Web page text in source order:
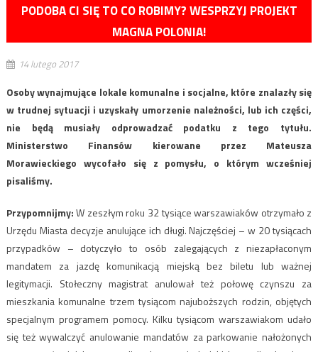
PODOBA CI SIĘ TO CO ROBIMY? WESPRZYJ PROJEKT
MAGNA POLONIA!
14 lutego 2017
Osoby wynajmujące lokale komunalne i socjalne, które znalazły się
w trudnej sytuacji i uzyskały umorzenie należności, lub ich części,
nie będą musiały odprowadzać podatku z tego tytułu.
Ministerstwo Finansów kierowane przez Mateusza
Morawieckiego wycofało się z pomysłu, o którym wcześniej
pisaliśmy.
Przypomnijmy:W zeszłym roku 32 tysiące warszawiaków otrzymało z
Urzędu Miasta decyzje anulujące ich długi. Najczęściej – w 20 tysiącach
przypadków – dotyczyło to osób zalegających z niezapłaconym
mandatem za jazdę komunikacją miejską bez biletu lub ważnej
legitymacji. Stołeczny magistrat anulował też połowę czynszu za
mieszkania komunalne trzem tysiącom najuboższych rodzin, objętych
specjalnym programem pomocy. Kilku tysiącom warszawiakom udało
się też wywalczyć anulowanie mandatów za parkowanie nałożonych